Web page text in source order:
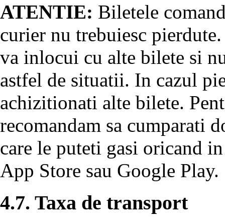
ATENTIE: Biletele
curier nu trebuiesc
va inlocui cu alte bilete si
astfel de situatii. In cazul
achizitionati alte bilete.
recomandam sa cumparati
care le puteti gasi oricand
App Store sau Google Play.
4.7. Taxa de transport